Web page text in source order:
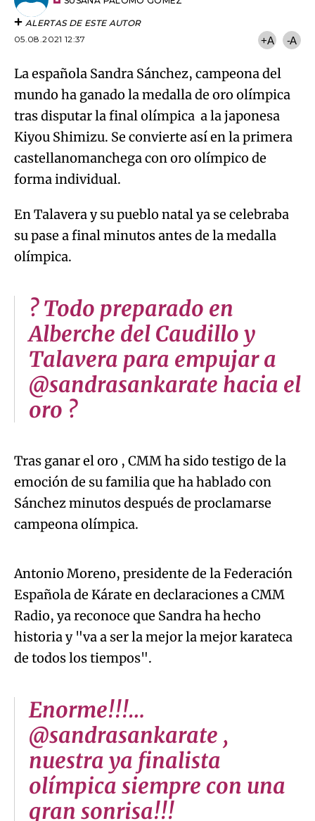
ALERTAS DE ESTE AUTOR
05.08.2021 12:37
+A -A
La española Sandra Sánchez, campeona del
mundo ha ganado la medalla de oro olímpica
tras disputar la final olímpica a la japonesa
Kiyou Shimizu. Se convierte así en la primera
castellanomanchega con oro olímpico de
forma individual.
En Talavera y su pueblo natal ya se celebraba
su pase a final minutos antes de la medalla
olímpica.
? Todo preparado en
Alberche del Caudillo y
Talavera para empujar a
@sandrasankarate hacia el
oro ?
Tras ganar el oro , CMM ha sido testigo de la
emoción de su familia que ha hablado con
Sánchez minutos después de proclamarse
campeona olímpica.Algo salió mal.
An error occurred, please try again later.
Try again
Antonio Moreno, presidente de la Federación
Española de Kárate en declaraciones a CMM
Radio, ya reconoce que Sandra ha hecho
historia y "va a ser la mejor la mejor karateca
de todos los tiempos".
Enorme!!!…
@sandrasankarate ,
nuestra ya finalista
olímpica siempre con una
gran sonrisa!!!